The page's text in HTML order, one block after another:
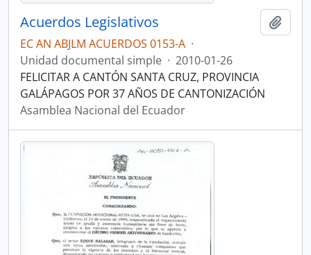
Acuerdos Legislativos
EC AN ABJLM ACUERDOS 0153-A ·
Unidad documental simple · 2010-01-26
FELICITAR A CANTÓN SANTA CRUZ, PROVINCIA
GALÁPAGOS POR 37 AÑOS DE CANTONIZACIÓN
Asamblea Nacional del Ecuador